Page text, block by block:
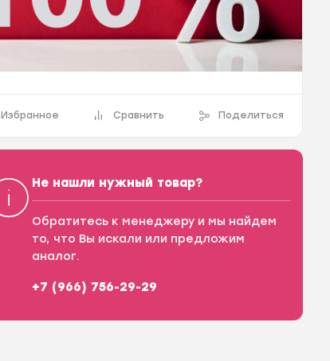
Избранное Сравнить Поделиться
Не нашли нужный товар?
Обратитесь к менеджеру и мы найдем
то, что Вы искали или предложим
аналог.
+7 (966) 756-29-29